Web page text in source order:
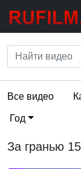
Все видео
Год
За гранью